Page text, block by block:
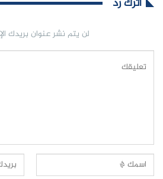
لن يتم نشر عنوان بريدك